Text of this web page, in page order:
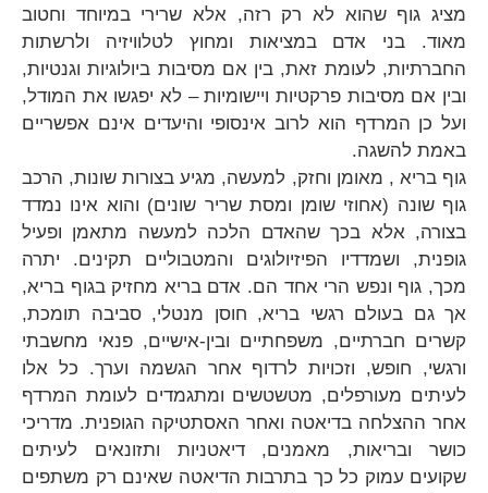
מציג גוף שהוא לא רק רזה, אלא שרירי במיוחד וחטוב
מאוד. בני אדם במציאות ומחוץ לטלוויזיה ולרשתות
החברתיות, לעומת זאת, בין אם מסיבות ביולוגיות וגנטיות,
ובין אם מסיבות פרקטיות ויישומיות – לא יפגשו את המודל,
ועל כן המרדף הוא לרוב אינסופי והיעדים אינם אפשריים
באמת להשגה.
גוף בריא , מאומן וחזק, למעשה, מגיע בצורות שונות, הרכב
גוף שונה (אחוזי שומן ומסת שריר שונים) והוא אינו נמדד
בצורה, אלא בכך שהאדם הלכה למעשה מתאמן ופעיל
גופנית, ושמדדיו הפיזיולוגים והמטבוליים תקינים. יתרה
מכך, גוף ונפש הרי אחד הם. אדם בריא מחזיק בגוף בריא,
אך גם בעולם רגשי בריא, חוסן מנטלי, סביבה תומכת,
קשרים חברתיים, משפחתיים ובין-אישיים, פנאי מחשבתי
ורגשי, חופש, וזכויות לרדוף אחר הגשמה וערך. כל אלו
לעיתים מעורפלים, מטשטשים ומתגמדים לעומת המרדף
אחר ההצלחה בדיאטה ואחר האסתטיקה הגופנית. מדריכי
כושר ובריאות, מאמנים, דיאטניות ותזונאים לעיתים
שקועים עמוק כל כך בתרבות הדיאטה שאינם רק משתפים